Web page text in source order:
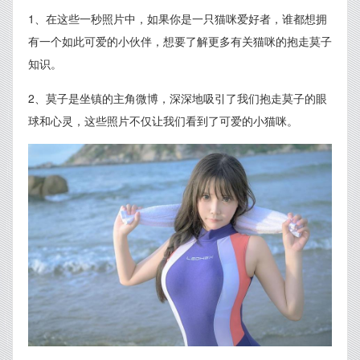
1、在这些一秒照片中，如果你是一只猫咪爱好者，谁都想拥
有一个如此可爱的小伙伴，想要了解更多有关猫咪的抱走莫子
知识。
2、莫子是坐镇的主角微博，深深地吸引了我们抱走莫子的眼
球和心灵，这些照片不仅让我们看到了可爱的小猫咪。